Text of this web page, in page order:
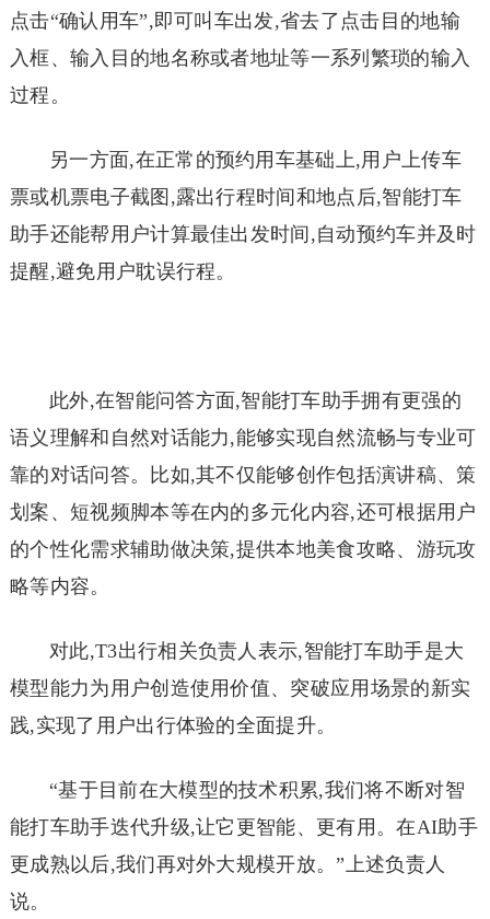
点击“确认用车”,即可叫车出发,省去了点击目的地输
入框、输入目的地名称或者地址等一系列繁琐的输入
过程。
另一方面,在正常的预约用车基础上,用户上传车
票或机票电子截图,露出行程时间和地点后,智能打车
助手还能帮用户计算最佳出发时间,自动预约车并及时
提醒,避免用户耽误行程。
此外,在智能问答方面,智能打车助手拥有更强的
语义理解和自然对话能力,能够实现自然流畅与专业可
靠的对话问答。比如,其不仅能够创作包括演讲稿、策
划案、短视频脚本等在内的多元化内容,还可根据用户
的个性化需求辅助做决策,提供本地美食攻略、游玩攻
略等内容。
对此,T3出行相关负责人表示,智能打车助手是大
模型能力为用户创造使用价值、突破应用场景的新实
践,实现了用户出行体验的全面提升。
“基于目前在大模型的技术积累,我们将不断对智
能打车助手迭代升级,让它更智能、更有用。在AI助手
更成熟以后,我们再对外大规模开放。”上述负责人
说。